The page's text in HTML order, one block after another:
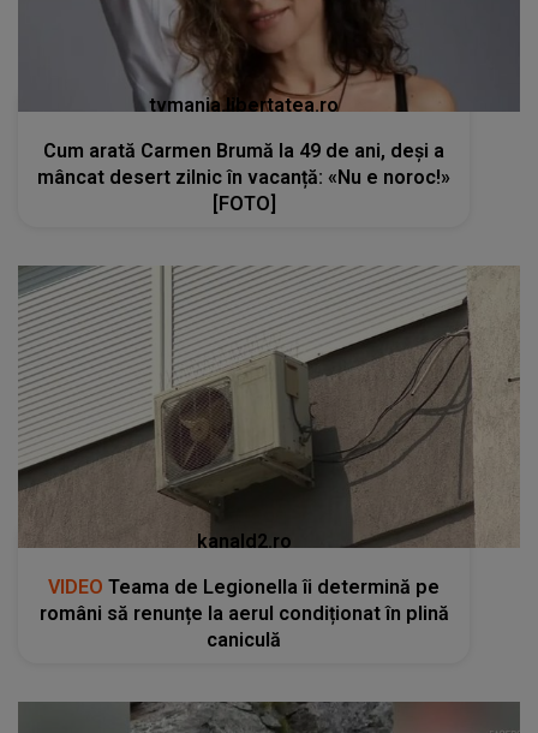
tvmania.libertatea.ro
Cum arată Carmen Brumă la 49 de ani, deși a
mâncat desert zilnic în vacanță: «Nu e noroc!»
[FOTO]
kanald2.ro
VIDEO Teama de Legionella îi determină pe
români să renunțe la aerul condiționat în plină
caniculă